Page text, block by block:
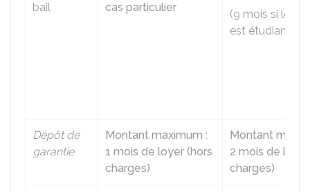
bail
cas particulier
(9 mois si le
est étudiant)
Dépôt de
garantie
Montant maximum :
1 mois de loyer (hors
charges)
Montant
2 mois de
charges)